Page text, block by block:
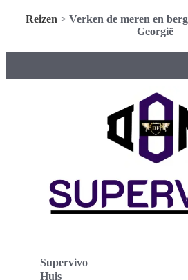
Reizen > Verken de meren en
Georgië
Supervivo
Huis